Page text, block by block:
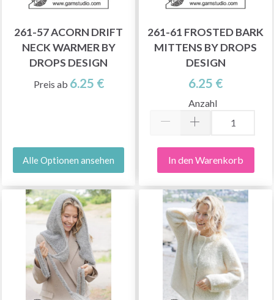
261-57 ACORN DRIFT
NECK WARMER BY
DROPS DESIGN
Preis ab 6.25 €
Alle Optionen ansehen
261-61 FROSTED BARK
MITTENS BY DROPS
DESIGN
6.25 €
Anzahl
In den Warenkorb